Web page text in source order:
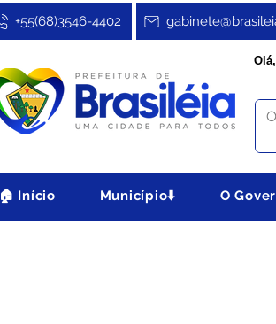
+55(68)3546-4402
🏠 Início Município⬇️ O